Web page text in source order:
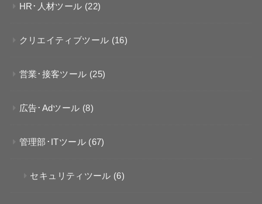
HR･人材ツール (22)
クリエイティブツール (16)
営業･接客ツール (25)
広告･Adツール (8)
管理部･ITツール (67)
セキュリティツール (6)